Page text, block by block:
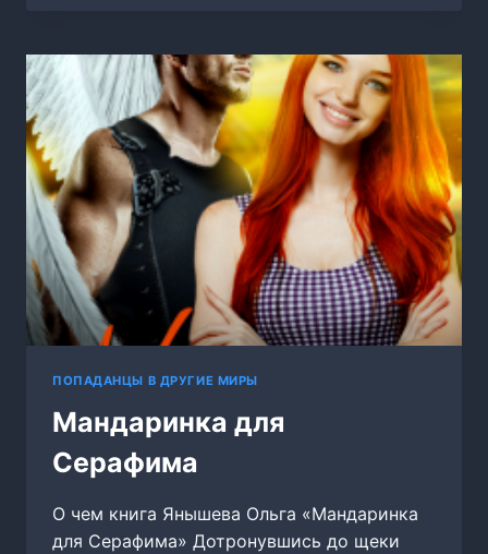
ПОПАДАНЦЫ В ДРУГИЕ МИРЫ
Мандаринка для
Серафима
О чем книга Янышева Ольга «Мандаринка
для Серафима» Дотронувшись до щеки